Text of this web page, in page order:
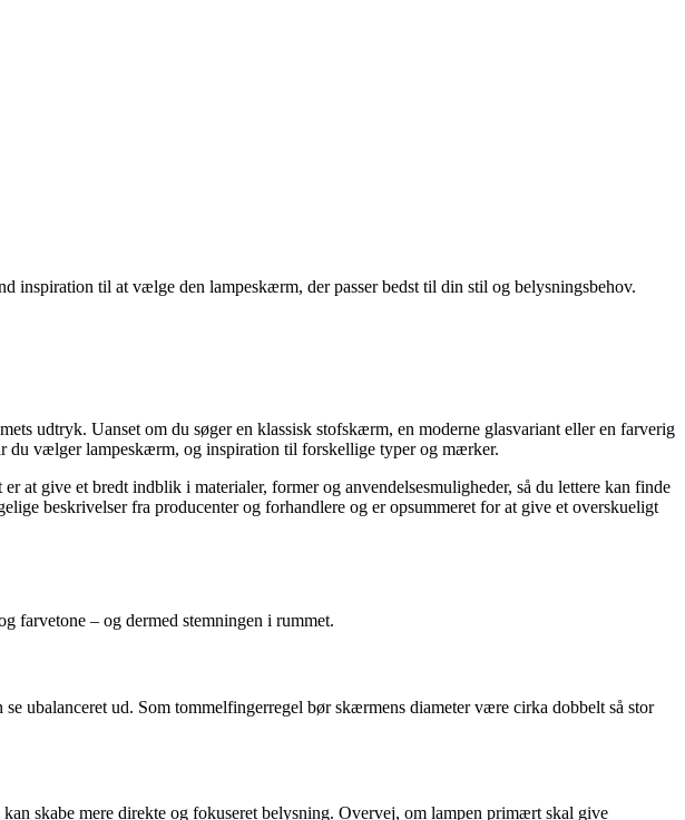
til at vælge den lampeskærm, der passer bedst til din stil og belysningsbehov.
udtryk. Uanset om du søger en klassisk stofskærm, en moderne glasvariant eller en farverig
du vælger lampeskærm, og inspiration til forskellige typer og mærker.
give et bredt indblik i materialer, former og anvendelsesmuligheder, så du lettere kan finde
beskrivelser fra producenter og forhandlere og er opsummeret for at give et overskueligt
farvetone – og dermed stemningen i rummet.
ubalanceret ud. Som tommelfingerregel bør skærmens diameter være cirka dobbelt så stor
skabe mere direkte og fokuseret belysning. Overvej, om lampen primært skal give